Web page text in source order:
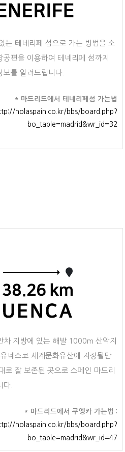
는 테네리페 섬으로 가는 방법을 소
편을 이용하여 테네리페 섬까지
를 알려드립니다.
* 마드리드에서 테네리페섬 가는법
holaspain.co.kr/bbs/board.php?
bo_table=madrid&wr_id=32
차 지방에 있는 해발 1000m 산악지
네스코 세계문화유산에 지정될만
로 잘 보존된 곳으로 스페인 마드리
다.
* 마드리드에서 쿠엥카 가는법 :
holaspain.co.kr/bbs/board.php?
bo_table=madrid&wr_id=47